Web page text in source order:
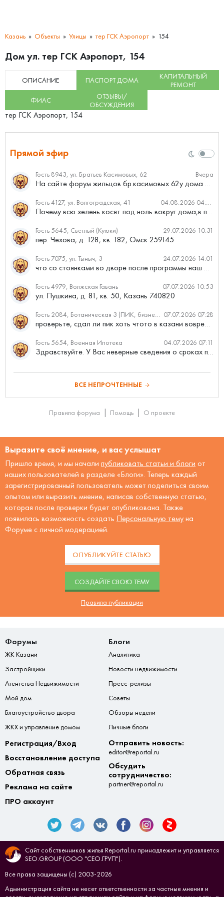
Казань Объекты Улицы тер ГСК Аэропорт 154
Дом ул. тер ГСК Аэропорт, 154
ОПИСАНИЕ ПАСПОРТ ДОМА
КАПИТАЛЬНЫЙ
РЕМОНТ
ФИАС
ОТЗЫВЫ/
ОБСУЖДЕНИЯ
тер ГСК Аэропорт, 154
Прямой эфир
Гость 8943, ул. Братьев Касимовых, 62 Вчера
На сайте форум жильцов бр.касимовых 62у дома растут красивые...
Гость 4127, ул. Волгоградская, 41 04.08.2026 04:46
Почему всю зелень косят под ноль вокруг дома,в полисадниках....
Гость 5645, Светлый (Куюки) 29.07.2026 10:31
пер. Чехова, д. 128, кв. 182, Омск 259145
Гость 7075, ул. Тыныч, 3 24.07.2026 14:01
что со стоянками во дворе после программы наш двор
Гость 4979, Волжская Гавань 07.07.2026 10:53
ул. Пушкина, д. 81, кв. 50, Казань 740820
Гость 2084, Ботаническая 3 (ПИК, бизнес-класс) 07.07.2026 07:28
проверьте, сдал ли пик хоть чтото в казани вовремя?
Гость 5654, Военная Ипотека 04.07.2026 07:11
Здравствуйте. У Вас неверные сведения о сроках проведения с...
ВСЕ НЕПРОЧТЕННЫЕ
Правила форума Помощь О проекте
Выразите своё мнение, и вас услышат
Пришло время, и мы начали публиковать статьи и блоги от
наших пользователей в разделе «Блоги». Теперь каждый
зарегистрированный пользователь может поделиться своим
опытом или выразить мнение, написав собственную статью,
которая после проверки будет опубликована. Также
появилась возможность создать Персональную тему на
Форуме с личной модерацией.
ОПУБЛИКУЙТЕ СТАТЬЮ
CОЗДАЙТЕ СВОЮ ТЕМУ
Правила публикации
Форумы
ЖК Казани
Застройщики
Агентства Недвижимости
Мой дом
Благоустройство двора
ЖКХ и управление домом
Блоги
Аналитика
Новости недвижимости
Пресс-релизы
Советы
Обзоры недели
Личные блоги
Регистрация/Вход
Восстановление доступа
Обратная связь
Реклама на сайте
ПРО аккаунт
Отправить новость:
editor@reportal.ru
Обсудить
сотрудничество:
partner@reportal.ru
Сайт собственников жилья Reportal.ru принадлежит и управляется
SEO.GROUP (ООО "СЕО.ГРУП").
Все права защищены (с) 2003-2026
Администрация сайта не несет ответственности за частные мнения и